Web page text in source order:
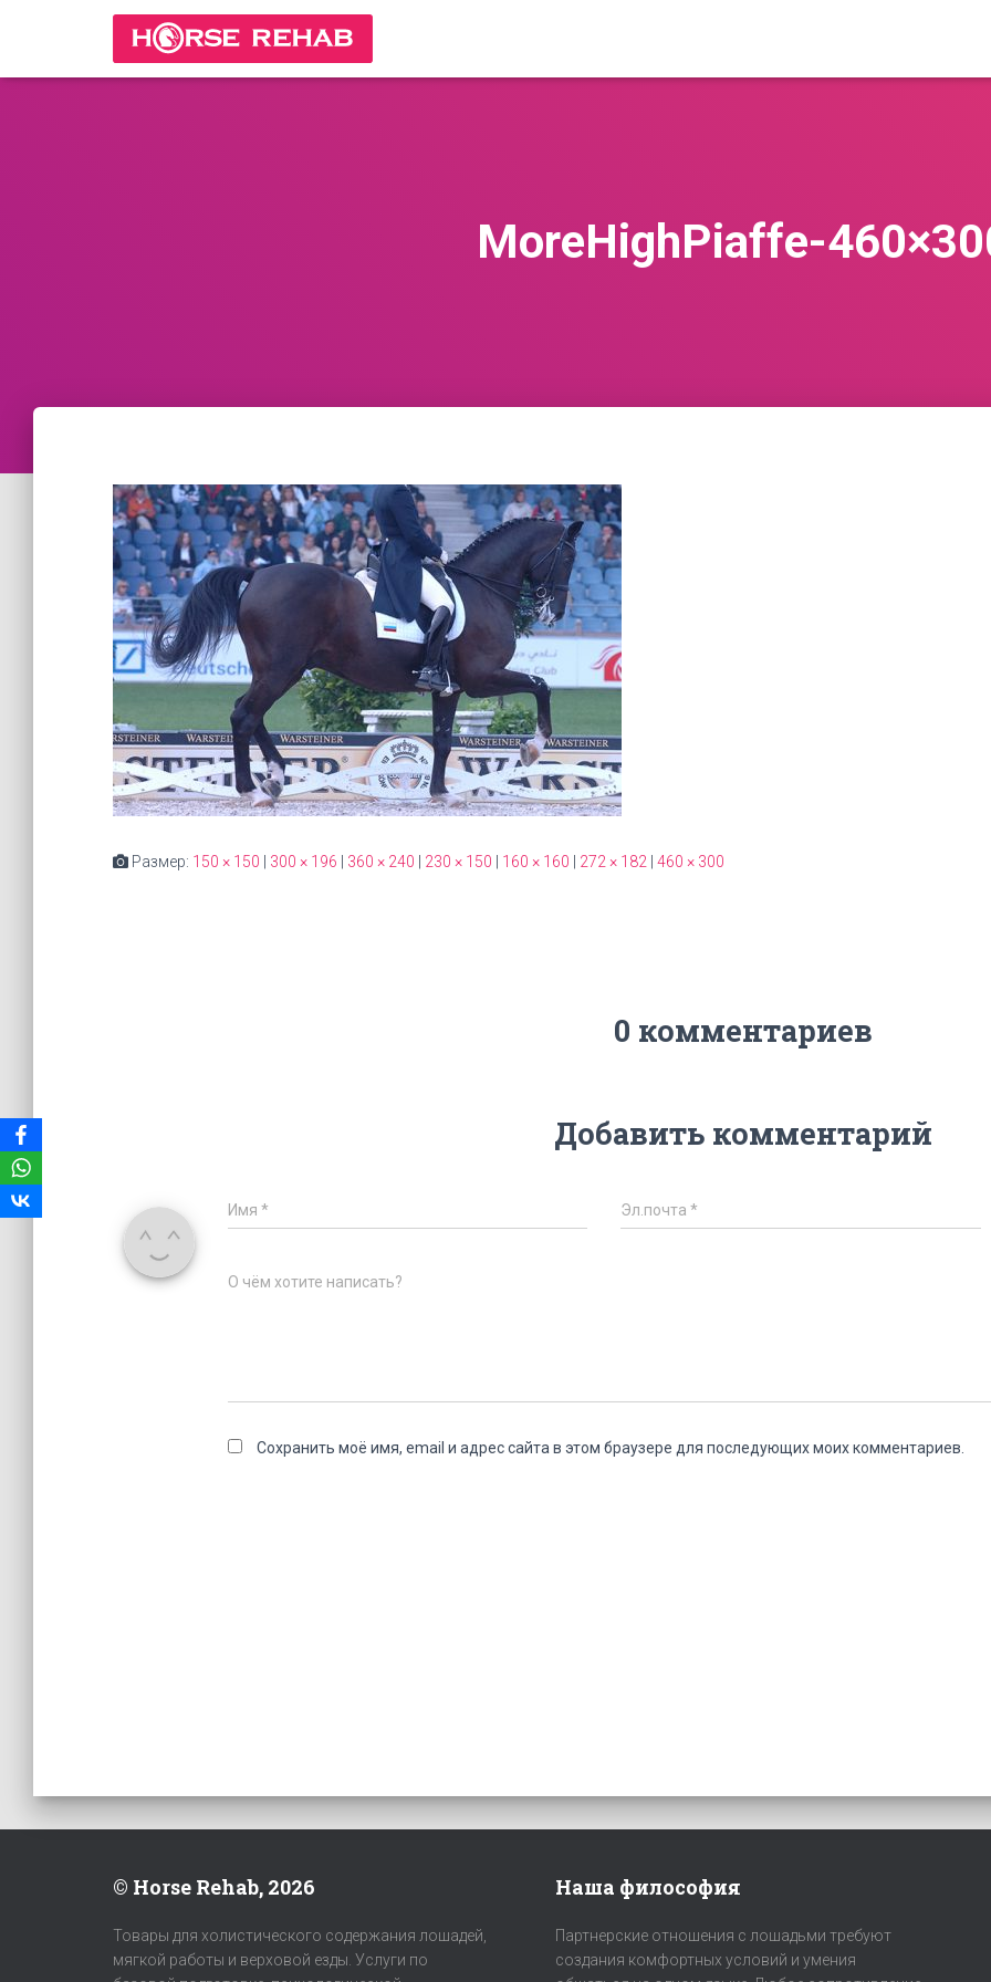
MoreHighPiaffe-
Размер: 150 × 150 300 × 196 360 × 240 230 × 150 160 × 160 272 × 182 460 × 300
0 комментариев
Добавить комментарий
Имя * Эл.почта*
О чём хотите написать?
Сохранить моё имя, email и адрес сайта в этом браузере для последующих моих комментариев.
© Horse Rehab, 2026
Товары для холистического содержания лошадей,
мягкой работы и верховой езды. Услуги по
Наша философия
Партнерские отношения с лошадьми требуют
создания комфортных условий и умения